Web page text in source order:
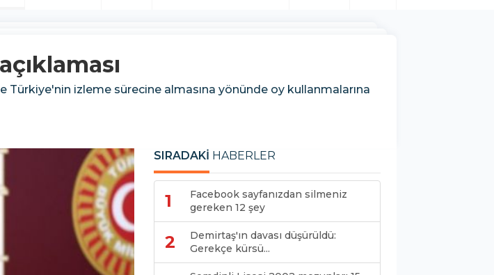
izleme sürecine almasına yönünde oy kullanmalarına
SIRADAKİ HABERLER
1
Facebook sayfanızdan silmeniz
gereken 12 şey
2
Demirtaş'ın davası düşürüldü:
Gerekçe kürsü...